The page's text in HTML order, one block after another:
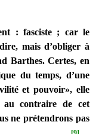
: fasciste ; car le
mais d’obliger à
Barthes. Certes, en
du temps, d’une
et pouvoir», elle
au contraire de cet
ne prétendrons pas